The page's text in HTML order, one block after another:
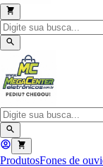
ProdutosFones de